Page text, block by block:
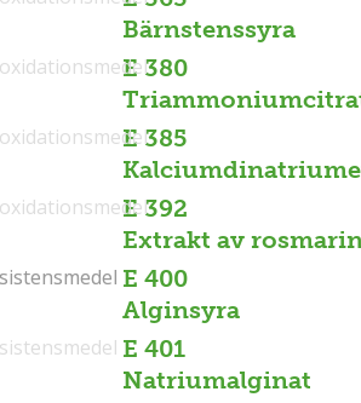
Bärnstenssyra
E 380
E 385
E 392
Extrakt av
E 400
Alginsyra
E 401
Natriumalginat